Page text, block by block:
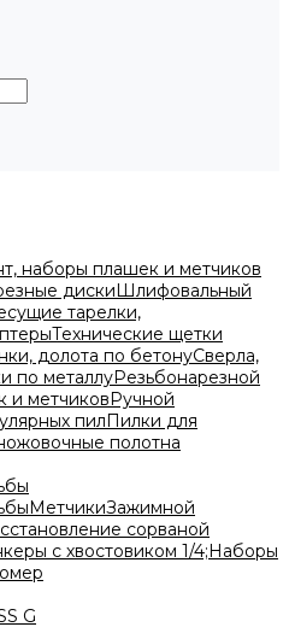
наборы плашек и метчиков
дискиШлифовальный
тарелки,
Технические щетки
долота по бетонуСверла,
по металлуРезьбонарезной
и метчиковРучной
пилПилки для
полотна
МетчикиЗажимной
сорваной
с хвостовиком 1/4;Наборы
G